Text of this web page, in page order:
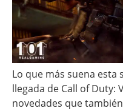
Lo que más suena esta
llegada de Call of Duty:
novedades que